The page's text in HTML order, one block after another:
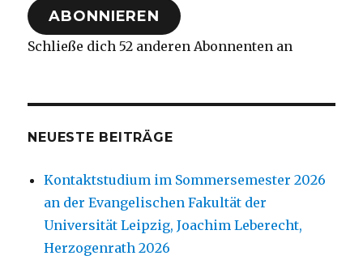
ABONNIEREN
Schließe dich 52 anderen Abonnenten an
NEUESTE BEITRÄGE
Kontaktstudium im Sommersemester 2026
an der Evangelischen Fakultät der
Universität Leipzig, Joachim Leberecht,
Herzogenrath 2026